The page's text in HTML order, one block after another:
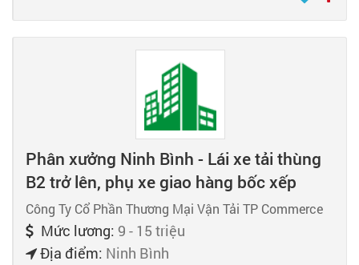
Phân xưởng Ninh Bình - Lái xe tải thùng
B2 trở lên, phụ xe giao hàng bốc xếp
Công Ty Cổ Phần Thương Mại Vận Tải TP Commerce
Mức lương: 9 - 15 triệu
Địa điểm: Ninh Bình